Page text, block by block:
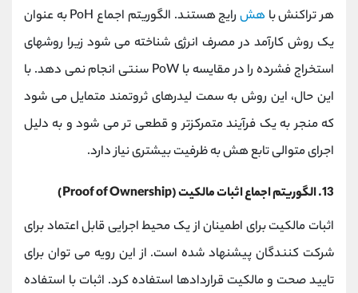
هر تراکنش باهش
رایج هستند. الگوریتم اجماع PoH به عنوان
یک روش کارآمد در مصرف انرژی شناخته می شود زیرا روشهای
استخراج فشرده را در مقایسه با PoW سنتی انجام نمی دهد. با
این حال، این روش به سمت لیدرهای ثروتمند متمایل می شود
که منجر به یک فرآیند متمرکزتر و قطعی تر می شود و به دلیل
اجرای متوالی تابع هش به ظرفیت بیشتری نیاز دارد.
13. الگوریتم اجماع اثبات مالکیت (Proof of Ownership)
اثبات مالکیت برای اطمینان از یک محیط اجرایی قابل اعتماد برای
شرکت کنندگان پیشنهاد شده است. از این رویه می توان برای
تایید صحت و مالکیت قراردادها استفاده کرد. اثبات با استفاده